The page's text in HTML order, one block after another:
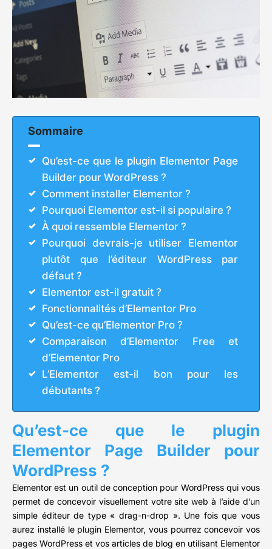
Sommaire
Qu’est-ce que le plugin Elementor Page
Builder pour WordPress ?
Comment installer Elementor ?
Pourquoi Elementor est-il si populaire ?
À quoi ressemble Elementor ?
Pourquoi devrais-je utiliser Elementor
plutôt que l’éditeur WordPress par
défaut ?
Elementor est-il gratuit ?
Fonctionnalités d’Elementor Pro
Qu’est-ce qu’Elementor Pro ?
Comparaison d’Elementor Free et
d’Elementor Pro
L’Elementor est-il bon pour les
débutants ?
Qu’est-ce que le plugin
Elementor Page Builder pour
WordPress ?
Elementor est un outil de conception pour WordPress qui vous
permet de concevoir visuellement votre site web à l’aide d’un
simple éditeur de type « drag-n-drop ». Une fois que vous
aurez installé le plugin Elementor, vous pourrez concevoir vos
pages WordPress et vos articles de blog en utilisant Elementor